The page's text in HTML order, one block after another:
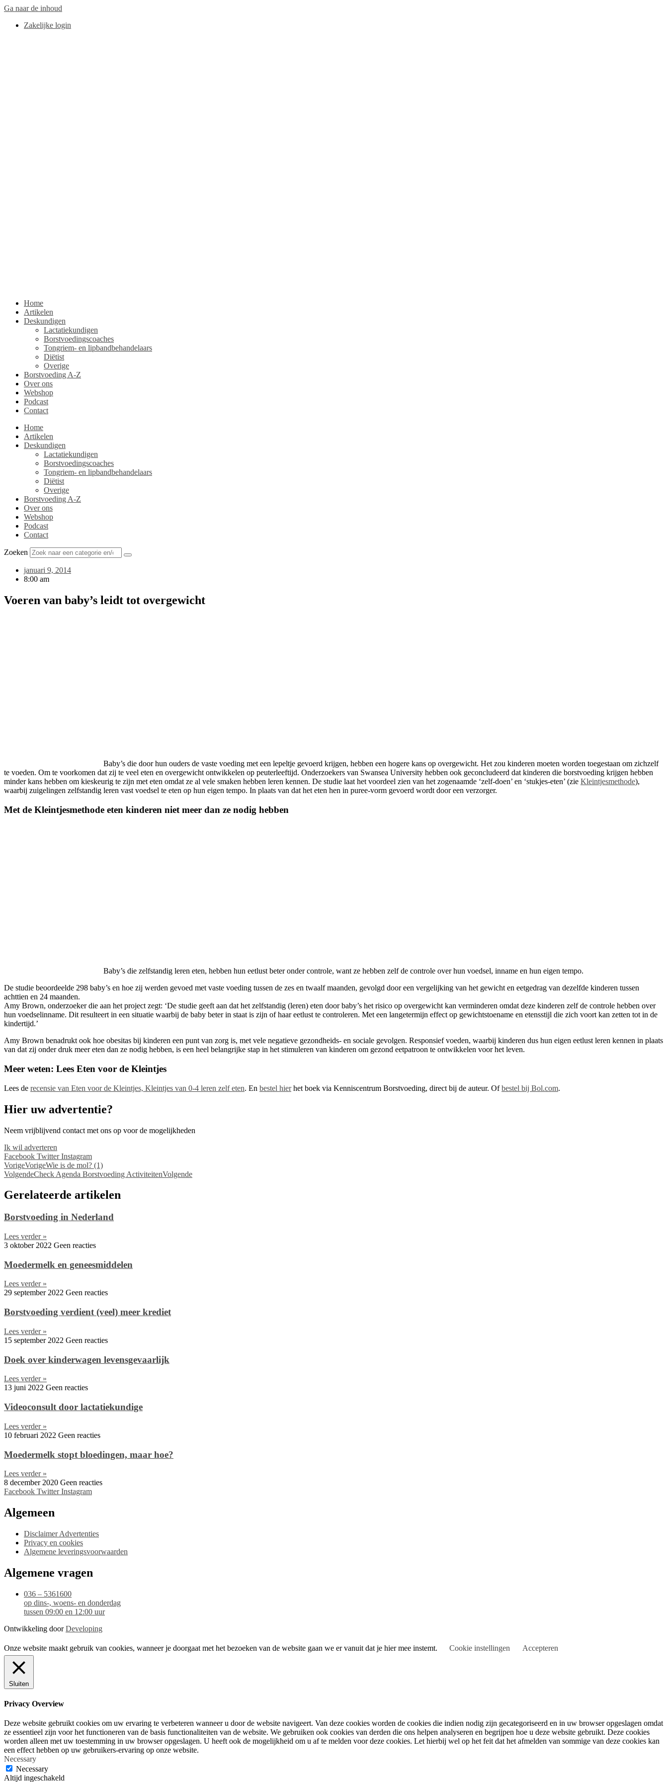
Ga naar de inhoud
Zakelijke login
Home
Artikelen
Deskundigen
Lactatiekundigen
Borstvoedingscoaches
Tongriem- en lipbandbehandelaars
Diëtist
Overige
Borstvoeding A-Z
Over ons
Webshop
Podcast
Contact
Home
Artikelen
Deskundigen
Lactatiekundigen
Borstvoedingscoaches
Tongriem- en lipbandbehandelaars
Diëtist
Overige
Borstvoeding A-Z
Over ons
Webshop
Podcast
Contact
Zoeken
januari 9, 2014
8:00 am
Voeren van baby’s leidt tot overgewicht
Baby’s die door hun ouders de vaste voeding met een lepeltje gevoerd krijgen, hebben een hogere kans op overgewicht. Het zou kinderen moeten worden toegestaan ​​om zichzelf
te voeden. Om te voorkomen dat zij te veel eten en overgewicht ontwikkelen op peuterleeftijd. Onderzoekers van Swansea University hebben ook geconcludeerd dat kinderen die borstvoeding krijgen hebben
minder kans hebben om kieskeurig te zijn met eten omdat ze al vele smaken hebben leren kennen. De studie laat het voordeel zien van het zogenaamde ‘zelf-doen’ en ‘stukjes-eten’ (zie Kleintjesmethode),
waarbij zuigelingen zelfstandig leren vast voedsel te eten op hun eigen tempo. In plaats van dat het eten hen in puree-vorm gevoerd wordt door een verzorger.
Met de Kleintjesmethode eten kinderen niet meer dan ze nodig hebben
Baby’s die zelfstandig leren eten, hebben hun eetlust beter onder controle, want ze hebben zelf de controle over hun voedsel, inname en hun eigen tempo.
De studie beoordeelde 298 baby’s en hoe zij werden gevoed met vaste voeding tussen de zes en twaalf maanden, gevolgd door een vergelijking van het gewicht en eetgedrag van dezelfde kinderen tussen
achttien en 24 maanden.
Amy Brown, onderzoeker die aan het project zegt: ‘De studie geeft aan dat het zelfstandig (leren) eten door baby’s het risico op overgewicht kan verminderen omdat deze kinderen zelf de controle hebben over
hun voedselinname. Dit resulteert in een situatie waarbij de baby beter in staat is zijn of haar eetlust te controleren. Met een langetermijn effect op gewichtstoename en etensstijl die zich voort kan zetten tot in de
kindertijd.’
Amy Brown benadrukt ook hoe obesitas bij kinderen een punt van zorg is, met vele negatieve gezondheids- en sociale gevolgen. Responsief voeden, waarbij kinderen dus hun eigen eetlust leren kennen in plaats
van dat zij onder druk meer eten dan ze nodig hebben, is een heel belangrijke stap in het stimuleren van kinderen om gezond eetpatroon te ontwikkelen voor het leven.
Meer weten: Lees Eten voor de Kleintjes
Lees de recensie van Eten voor de Kleintjes, Kleintjes van 0-4 leren zelf eten. En bestel hierhet boek via Kenniscentrum Borstvoeding, direct bij de auteur. Ofbestel bij Bol.com.
Hier uw advertentie?
Neem vrijblijvend contact met ons op voor de mogelijkheden
Ik wil adverteren
Facebook Twitter Instagram
VorigeVorigeWie is de mol? (1)
VolgendeCheck Agenda Borstvoeding ActiviteitenVolgende
Gerelateerde artikelen
Borstvoeding in Nederland
Lees verder »
3 oktober 2022 Geen reacties
Moedermelk en geneesmiddelen
Lees verder »
29 september 2022 Geen reacties
Borstvoeding verdient (veel) meer krediet
Lees verder »
15 september 2022 Geen reacties
Doek over kinderwagen levensgevaarlijk
Lees verder »
13 juni 2022 Geen reacties
Videoconsult door lactatiekundige
Lees verder »
10 februari 2022 Geen reacties
Moedermelk stopt bloedingen, maar hoe?
Lees verder »
8 december 2020 Geen reacties
Facebook Twitter Instagram
Algemeen
Disclaimer Advertenties
Privacy en cookies
Algemene leveringsvoorwaarden
Algemene vragen
036 – 5361600
op dins-, woens- en donderdag
tussen 09:00 en 12:00 uur
Ontwikkeling doorDeveloping
Onze website maakt gebruik van cookies, wanneer je doorgaat met het bezoeken van de website gaan we er vanuit dat je hier mee instemt. Cookie instellingen Accepteren
Sluiten
Privacy Overview
Deze website gebruikt cookies om uw ervaring te verbeteren wanneer u door de website navigeert. Van deze cookies worden de cookies die indien nodig zijn gecategoriseerd en in uw browser opgeslagen omdat
ze essentieel zijn voor het functioneren van de basis functionaliteiten van de website. We gebruiken ook cookies van derden die ons helpen analyseren en begrijpen hoe u deze website gebruikt. Deze cookies
worden alleen met uw toestemming in uw browser opgeslagen. U heeft ook de mogelijkheid om u af te melden voor deze cookies. Let hierbij wel op het feit dat het afmelden van sommige van deze cookies kan
een effect hebben op uw gebruikers-ervaring op onze website.
Necessary
Necessary
Altijd ingeschakeld